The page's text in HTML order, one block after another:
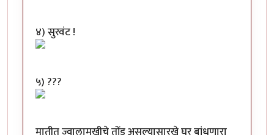
४) सुरवंट !
५) ???